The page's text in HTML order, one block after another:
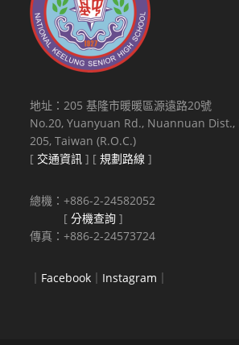
地址：205 基隆市暖暖區源遠路20號
No.20, Yuanyuan Rd., Nuannuan
205, Taiwan (R.O.C.)
[ 交通資訊 ] [規劃路線 ]
總機：+886-2-24582052
[分機查詢 ]
傳真：+886-2-24573724
｜ Facebook ｜ Instagram ｜